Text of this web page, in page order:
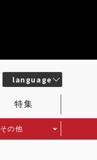
language
特集
その他